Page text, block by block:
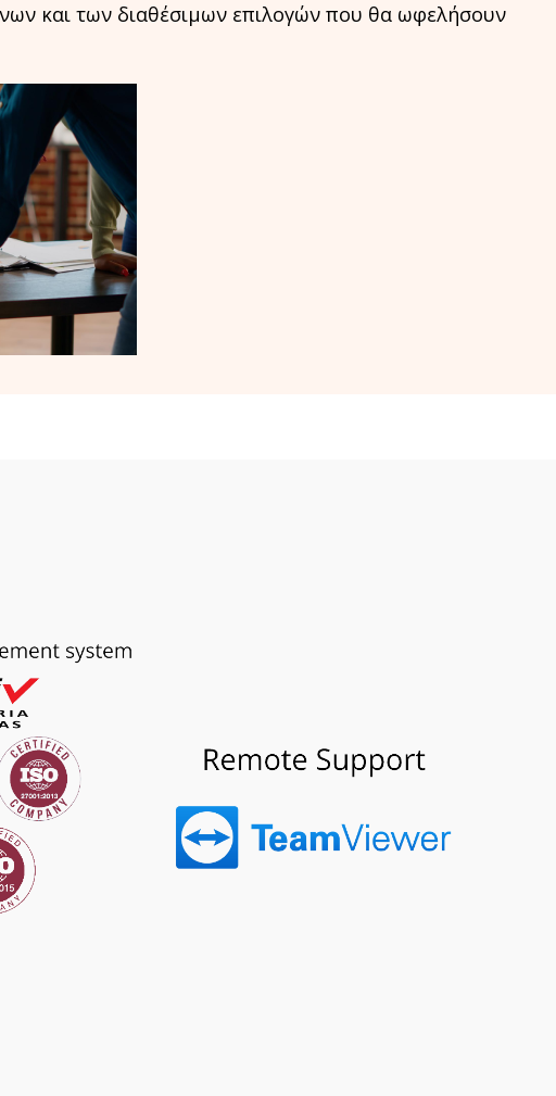
και των διαθέσιμων επιλογών που θα ωφελήσουν